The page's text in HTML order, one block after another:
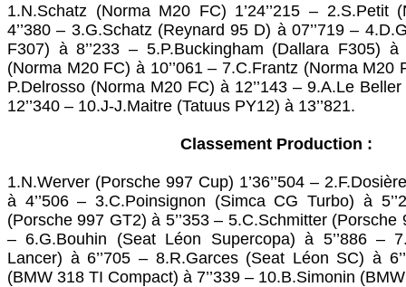
1.N.Schatz (Norma M20 FC) 1’24’’215 – 2.S.Petit
4’’380 – 3.G.Schatz (Reynard 95 D) à 07’’719 –
F307) à 8’’233 – 5.P.Buckingham (Dallara F305) à
(Norma M20 FC) à 10’’061 – 7.C.Frantz (Norma M20
P.Delrosso (Norma M20 FC) à 12’’143 – 9.A.Le
12’’340 – 10.J-J.Maitre (Tatuus PY12) à 13’’821.
Classement Production :
1.N.Werver (Porsche 997 Cup) 1’36’’504 –
à 4’’506 – 3.C.Poinsignon (Simca CG Turbo) à
(Porsche 997 GT2) à 5’’353 – 5.C.Schmitter (Porsche
– 6.G.Bouhin (Seat Léon Supercopa) à 5’’886 –
Lancer) à 6’’705 – 8.R.Garces (Seat Léon SC) à
(BMW 318 TI Compact) à 7’’339 – 10.B.Simonin (BMW